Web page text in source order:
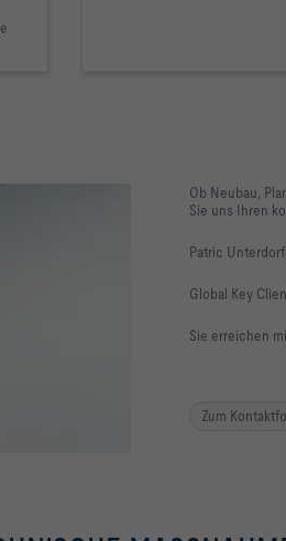
Ob Neubau,
Sie uns Ihren
Patric
Global Key
Sie erreichen
Zum